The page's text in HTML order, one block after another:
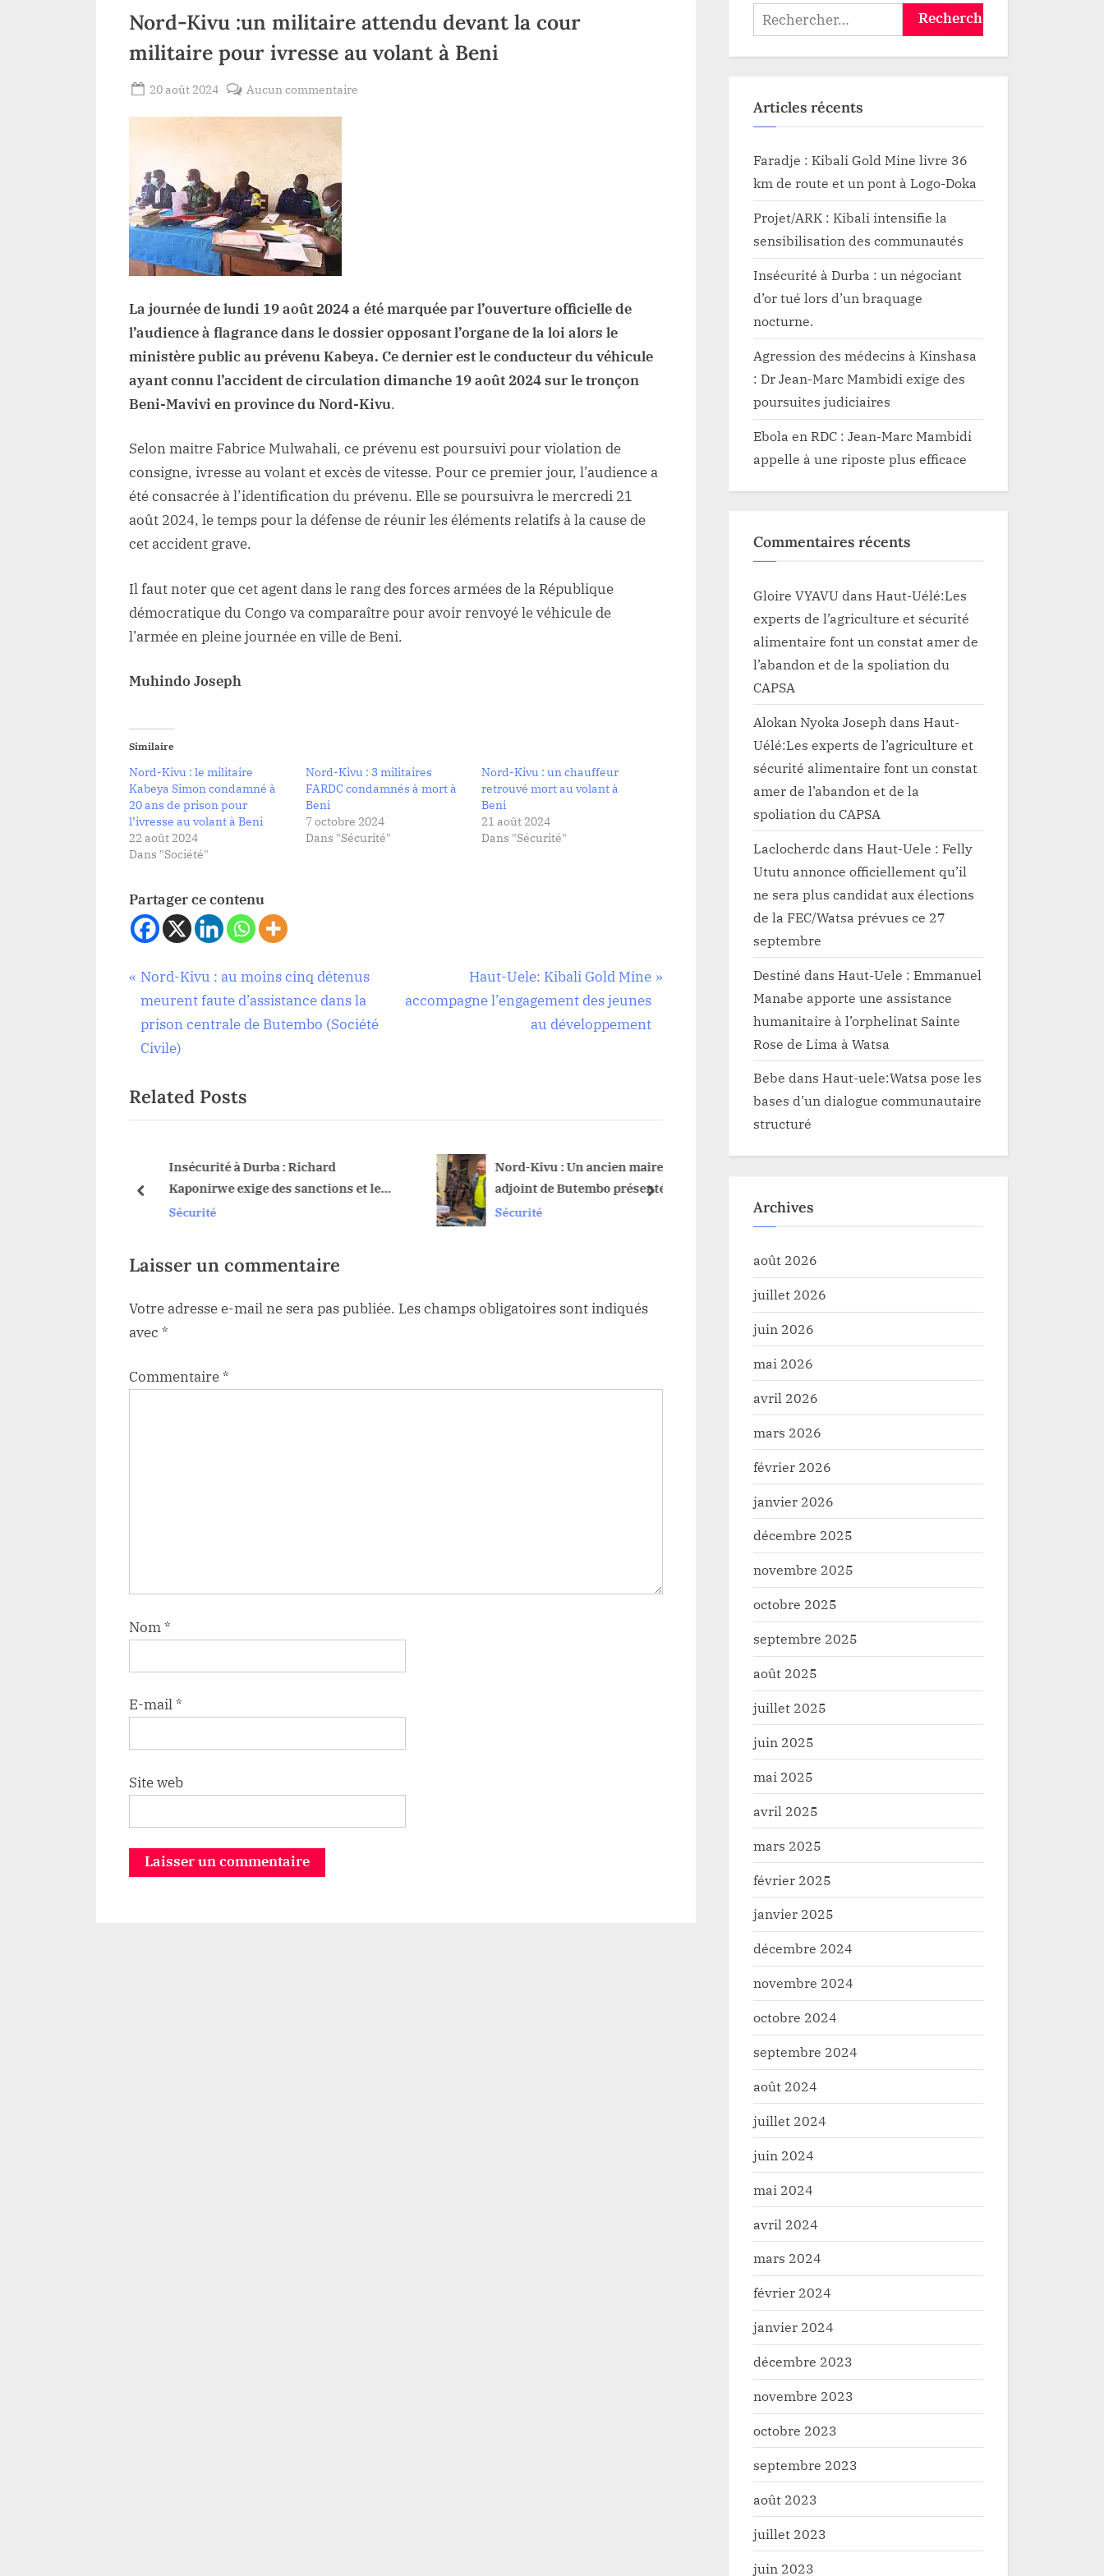
Madrandele Mandabha A.T
Nord-Kivu :un militaire attendu devant la cour
militaire pour ivresse au volant à Beni
Posted
20 août 2024
Aucun commentaire
ivresse
au
volant
à
Beni
La journée de lundi 19 août 2024 a été marquée par l’ouverture officielle de
l’audience à flagrance dans le dossier opposant l’organe de la loi alors le
ministère public au prévenu Kabeya. Ce dernier est le conducteur du véhicule
ayant connu l’accident de circulation dimanche 19 août 2024 sur le tronçon
Beni-Mavivi en province du Nord-Kivu.
Selon maitre Fabrice Mulwahali, ce prévenu est poursuivi pour violation de
consigne, ivresse au volant et excès de vitesse. Pour ce premier jour, l’audience a
été consacrée à l’identification du prévenu. Elle se poursuivra le mercredi 21
août 2024, le temps pour la défense de réunir les éléments relatifs à la cause de
cet accident grave.
Il faut noter que cet agent dans le rang des forces armées de la République
démocratique du Congo va comparaître pour avoir renvoyé le véhicule de
l’armée en pleine journée en ville de Beni.
Muhindo Joseph
Similaire
Nord-Kivu : le militaire
Kabeya Simon condamné à
20 ans de prison pour
l’ivresse au volant à Beni
22 août 2024
Dans "Société"
Nord-Kivu : 3 militaires
FARDC condamnés à mort à
Beni
7 octobre 2024
Dans "Sécurité"
Nord-Kivu : un chauffeur
retrouvé mort au volant à
Beni
21 août 2024
Dans "Sécurité"
Partager ce contenu
Sécurité
Navigation
de
l’article
P
r
e
v
o
u
o
:
Nord-Kivu : au moins cinq détenus
meurent faute d’assistance dans la
prison centrale de Butembo (Société
Civile)
N
e
s
:
Haut-Uele: Kibali Gold Mine
accompagne l’engagement des jeunes
au développement
Related Posts
Insécurité à Durba : Richard
Kaponirwe exige des sanctions et le
remplacement des responsables
Sécurité
Nord-Kivu : Un ancien maire
adjoint de Butembo présenté à
la presse comme collaborateur
de la rébellion du M23-AFC
Sécurité
menace ADF
prev next
Laisser un commentaire
Votre adresse e-mail ne sera pas publiée. Les champs obligatoires sont indiqués
avec *
Commentaire*
Nom*
E-mail*
Site web
Rechercher :
Articles récents
Faradje : Kibali Gold Mine livre 36
km de route et un pont à Logo-Doka
Projet/ARK : Kibali intensifie la
sensibilisation des communautés
Insécurité à Durba : un négociant
d’or tué lors d’un braquage
nocturne.
Agression des médecins à Kinshasa
: Dr Jean-Marc Mambidi exige des
poursuites judiciaires
Ebola en RDC : Jean-Marc Mambidi
appelle à une riposte plus efficace
Commentaires récents
Gloire VYAVU dans Haut-Uélé:Les
experts de l’agriculture et sécurité
alimentaire font un constat amer de
l’abandon et de la spoliation du
CAPSA
Alokan Nyoka Joseph dans Haut-
Uélé:Les experts de l’agriculture et
sécurité alimentaire font un constat
amer de l’abandon et de la
spoliation du CAPSA
Laclocherdcdans Haut-Uele : Felly
Ututu annonce officiellement qu’il
ne sera plus candidat aux élections
de la FEC/Watsa prévues ce 27
septembre
Destiné dans Haut-Uele : Emmanuel
Manabe apporte une assistance
humanitaire à l’orphelinat Sainte
Rose de Lima à Watsa
Bebe dans Haut-uele:Watsa pose les
bases d’un dialogue communautaire
structuré
Archives
août 2026
juillet 2026
juin 2026
mai 2026
avril 2026
mars 2026
février 2026
janvier 2026
décembre 2025
novembre 2025
octobre 2025
septembre 2025
août 2025
juillet 2025
juin 2025
mai 2025
avril 2025
mars 2025
février 2025
janvier 2025
décembre 2024
novembre 2024
octobre 2024
septembre 2024
août 2024
juillet 2024
juin 2024
mai 2024
avril 2024
mars 2024
février 2024
janvier 2024
décembre 2023
novembre 2023
octobre 2023
septembre 2023
août 2023
juillet 2023
juin 2023